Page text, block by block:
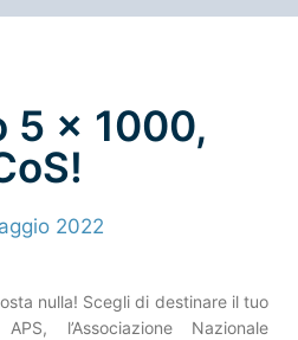
5 x 1000,
2022
nulla! Scegli di destinare il tuo
l’Associazione Nazionale